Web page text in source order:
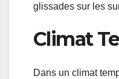
glissades sur les
Climat
Dans un climat